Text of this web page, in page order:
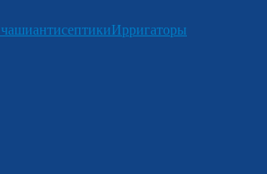
антисептикиИрригаторы